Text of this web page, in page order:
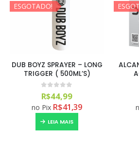
ESGOTADO!
DUB BOYZ SPRAYER – LONG
TRIGGER ( 500ML’S)
0 out of 5
R$44,99
no Pix R$41,39
LEIA MAIS